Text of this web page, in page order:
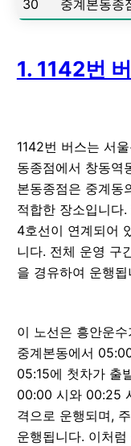
30 중계본동종
1. 1142번
1142번 버스는 서
동종점에서 창동역
본동종점은 중계동
적합한 장소입니다
4호선이 연계되어
니다. 전체 운영 구
을 경유하여 운행됩
이 노선은 흥안운
중계본동에서
05:15에 첫차가 출
00:00 시와 00:25
격으로 운행되며,
운행됩니다. 이처